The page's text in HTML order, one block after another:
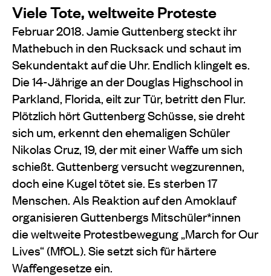
Viele Tote, weltweite Proteste
Februar 2018. Jamie Guttenberg steckt ihr
Mathebuch in den Rucksack und schaut im
Sekundentakt auf die Uhr. Endlich klingelt es.
Die 14-Jährige an der Douglas Highschool in
Parkland, Florida, eilt zur Tür, betritt den Flur.
Plötzlich hört Guttenberg Schüsse, sie dreht
sich um, erkennt den ehemaligen Schüler
Nikolas Cruz, 19, der mit einer Waffe um sich
schießt. Guttenberg versucht wegzurennen,
doch eine Kugel tötet sie. Es sterben 17
Menschen. Als Reaktion auf den Amoklauf
organisieren Guttenbergs Mitschüler*innen
die weltweite Protestbewegung „March for Our
Lives“ (MfOL). Sie setzt sich für härtere
Waffengesetze ein.